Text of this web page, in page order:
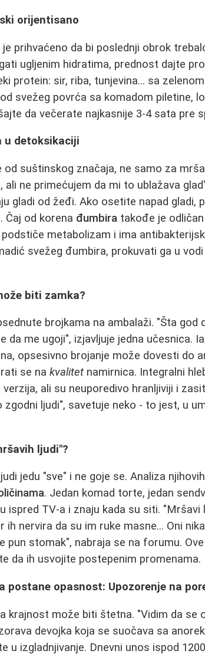
orijentisano
prihvaćeno da bi poslednji obrok
ugljenim hidratima, prednost dajte
protein: sir, riba, tunjevina... sa
svežeg povrća sa komadom piletine,
da večerate najkasnije 3-4 sata pre
u detoksikaciji
od suštinskog značaja, ne samo za
ali ne primećujem da mi to ublažava
gladi od žeđi. Ako osetite napad gladi,
Čaj od korena đumbira takođe je
metabolizam i ima
svežeg đumbira, prokuvati ga u
biti zamka?
brojkama na ambalaži. "Šta god
da me ugoji", izjavljuje jedna učesnica.
opsesivno brojanje može dovesti do
se nakvalitet namirnica. Integralni
ali su neuporedivo hranljiviji i
ljudi", savetuje neko - to jest, u
ljudi"?
jedu "sve" i ne goje se. Analiza
. Jedan komad torte, jedan
ispred TV-a i znaju kada su siti. "Mršavi
ih nervira da su im ruke masne... Oni
pun stomak", nabraja se na forumu.
da ih usvojite postepenim promenama.
postane opasnost: Upozorenje na
krajnost može biti štetna. "Vidim da se
devojka koja se suočava sa
u izgladnjivanje. Dnevni unos ispod